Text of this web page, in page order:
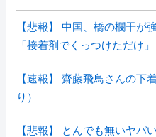
【悲報】 中国、橋の欄干が
「接着剤でくっつけただけ
【速報】 齋藤飛鳥さんの
り）
【悲報】 とんでも無いヤバ